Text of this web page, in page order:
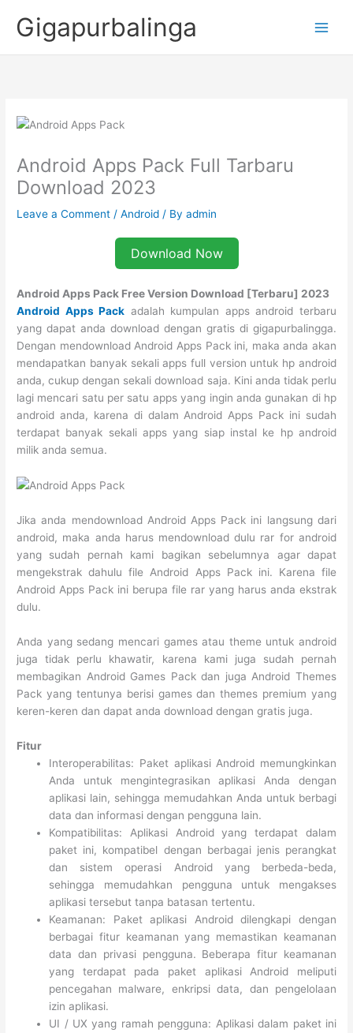
Gigapurbalinga
Android Apps Pack Full Tarbaru
Download 2023
Leave a Comment /Android / Byadmin
Download Now
Android Apps Pack Free Version Download [Terbaru] 2023
Android Apps Pack adalah kumpulan apps android terbaru
yang dapat anda download dengan gratis di gigapurbalingga.
Dengan mendownload Android Apps Pack ini, maka anda akan
mendapatkan banyak sekali apps full version untuk hp android
anda, cukup dengan sekali download saja. Kini anda tidak perlu
lagi mencari satu per satu apps yang ingin anda gunakan di hp
android anda, karena di dalam Android Apps Pack ini sudah
terdapat banyak sekali apps yang siap instal ke hp android
milik anda semua.
Jika anda mendownload Android Apps Pack ini langsung dari
android, maka anda harus mendownload dulu rar for android
yang sudah pernah kami bagikan sebelumnya agar dapat
mengekstrak dahulu file Android Apps Pack ini. Karena file
Android Apps Pack ini berupa file rar yang harus anda ekstrak
dulu.
Anda yang sedang mencari games atau theme untuk android
juga tidak perlu khawatir, karena kami juga sudah pernah
membagikan Android Games Pack dan juga Android Themes
Pack yang tentunya berisi games dan themes premium yang
keren-keren dan dapat anda download dengan gratis juga.
Fitur
Interoperabilitas: Paket aplikasi Android memungkinkan
Anda untuk mengintegrasikan aplikasi Anda dengan
aplikasi lain, sehingga memudahkan Anda untuk berbagi
data dan informasi dengan pengguna lain.
Kompatibilitas: Aplikasi Android yang terdapat dalam
paket ini, kompatibel dengan berbagai jenis perangkat
dan sistem operasi Android yang berbeda-beda,
sehingga memudahkan pengguna untuk mengakses
aplikasi tersebut tanpa batasan tertentu.
Keamanan: Paket aplikasi Android dilengkapi dengan
berbagai fitur keamanan yang memastikan keamanan
data dan privasi pengguna. Beberapa fitur keamanan
yang terdapat pada paket aplikasi Android meliputi
pencegahan malware, enkripsi data, dan pengelolaan
izin aplikasi.
UI / UX yang ramah pengguna: Aplikasi dalam paket ini